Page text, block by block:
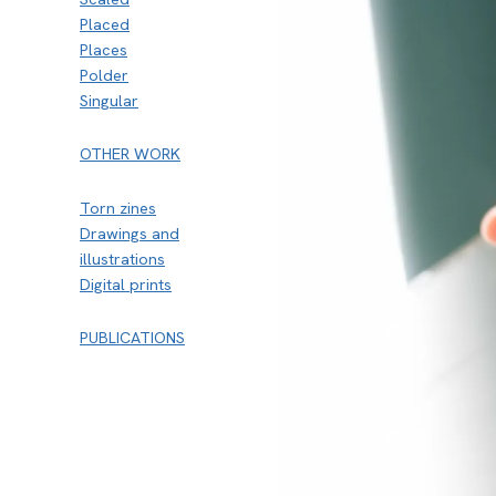
Placed
Places
Polder
Singular
OTHER WORK
Torn zines
Drawings and
illustrations
Digital prints
PUBLICATIONS